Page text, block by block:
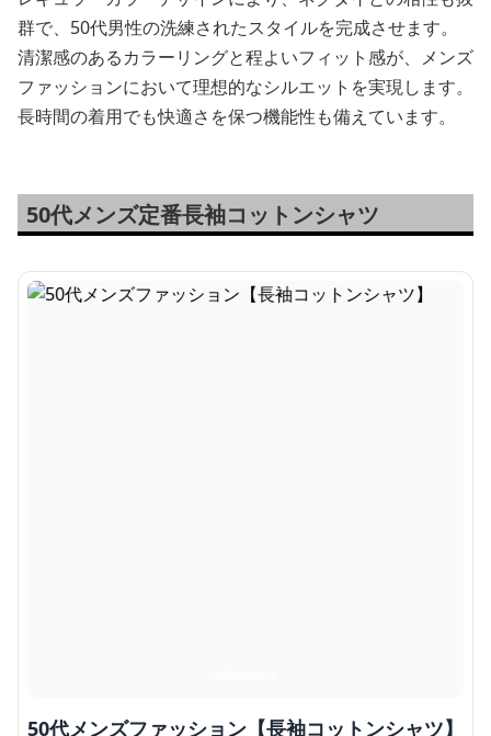
群で、50代男性の洗練されたスタイルを完成させます。
清潔感のあるカラーリングと程よいフィット感が、メンズ
ファッションにおいて理想的なシルエットを実現します。
長時間の着用でも快適さを保つ機能性も備えています。
50代メンズ定番長袖コットンシャツ
50代メンズファッション【長袖コットンシャツ】